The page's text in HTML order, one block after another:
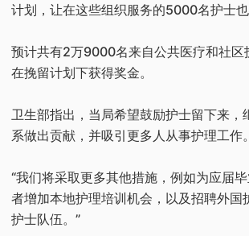
计划，让在这些组织服务的5000名护士也
预计共有2万9000名来自公共医疗和社区
在挽留计划下获得奖金。
卫生部指出，当局希望鼓励护士留下来，
系做出贡献，并吸引更多人从事护理工作。
“我们将采取更多其他措施，例如为应届
者增加本地护理培训机会，以及招聘外国
护士队伍。”